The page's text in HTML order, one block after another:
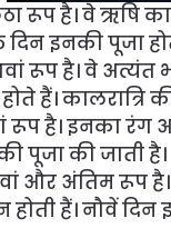
रूप है। वे ऋषि
इनकी पूजा
रूप है। वे
हैं। कालरात्रि
रूप है। इनका
पूजा की जाती है।
और अंतिम रूप
हैं। नौवें दिन